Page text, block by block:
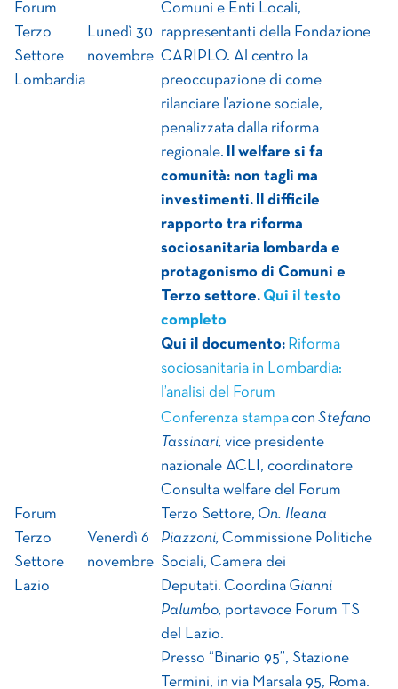
Forum
Terzo
Settore
Lombardia
Lunedì 30
novembre
Comuni e Enti Locali,
rappresentanti della Fondazione
CARIPLO. Al centro la
preoccupazione di come
rilanciare l’azione sociale,
penalizzata dalla riforma
regionale. Il welfare si fa
comunità: non tagli ma
investimenti. Il difficile
rapporto tra riforma
sociosanitaria lombarda e
protagonismo di Comuni e
Terzo settore. Qui il testo
completo
Qui il documento: Riforma
sociosanitaria in Lombardia:
l’analisi del Forum
Forum
Terzo
Settore
Lazio
Venerdì 6
novembre
Conferenza stampacon Stefano
Tassinari, vice presidente
nazionale ACLI, coordinatore
Consulta welfare del Forum
Terzo Settore, On. Ileana
Piazzoni, Commissione Politiche
Sociali, Camera dei
Deputati. Coordina Gianni
Palumbo, portavoce Forum TS
del Lazio.
Presso “Binario 95”, Stazione
Termini, in via Marsala 95, Roma.